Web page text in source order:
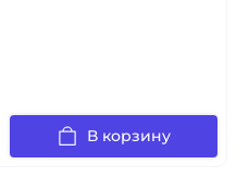
В корзину